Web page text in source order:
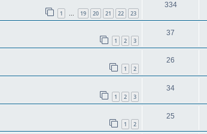
1 … 19 20 21 22 23
334
1 2 3
37
1 2
26
1 2 3
34
1 2
25